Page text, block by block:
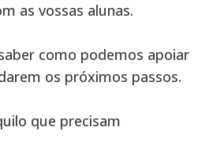
as vossas alunas.
como podemos apoiar
os próximos passos.
que precisam